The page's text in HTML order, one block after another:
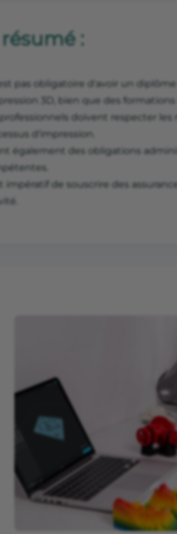
:
pas obligatoire d'avoir un
3D, bien que des
doivent respecter
d'impression.
également des obligations
impératif de souscrire des